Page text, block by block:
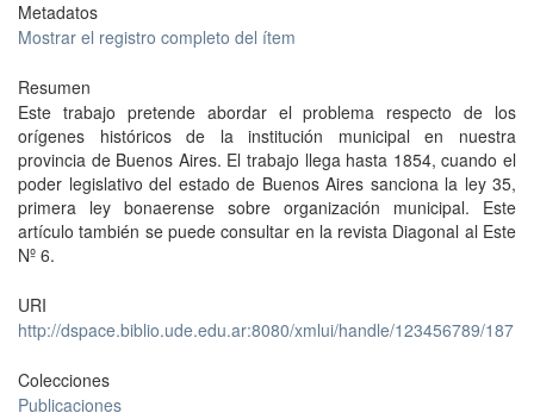
Metadatos
Mostrar el registro completo del ítem
Resumen
Este trabajo pretende abordar el problema respecto de los
orígenes históricos de la institución municipal en nuestra
provincia de Buenos Aires. El trabajo llega hasta 1854, cuando el
poder legislativo del estado de Buenos Aires sanciona la ley 35,
primera ley bonaerense sobre organización municipal. Este
artículo también se puede consultar en la revista Diagonal al Este
Nº 6.
URI
http://dspace.biblio.ude.edu.ar:8080/xmlui/handle/123456789/187
Colecciones
Publicaciones